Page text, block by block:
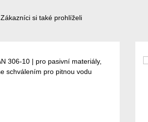
Zákazníci si také prohlíželi